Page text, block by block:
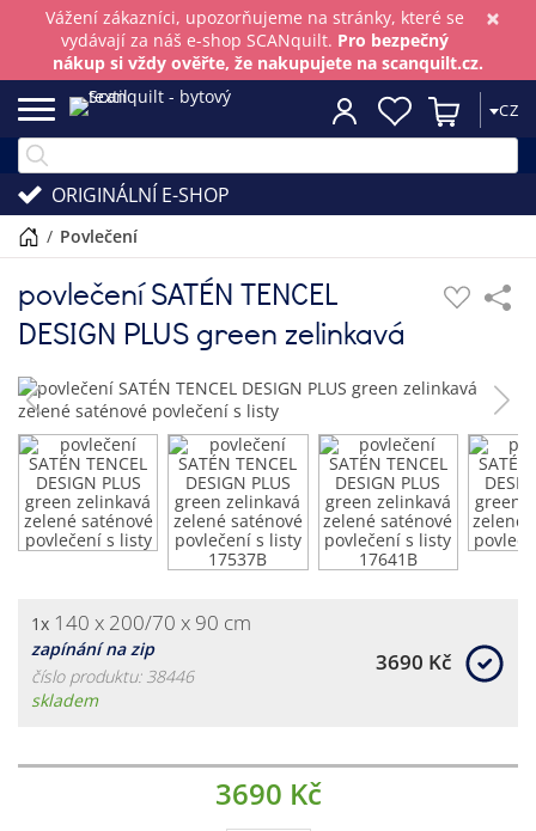
×
Vážení zákazníci, upozorňujeme na stránky, které se
vydávají za náš e-shop SCANquilt. Pro bezpečný
nákup si vždy ověřte, že nakupujete na scanquilt.cz.
CZ
ORIGINÁLNÍ E-SHOP
/ povlečení
povlečení SATÉN TENCEL
DESIGN PLUS green zelinkavá
1x 140 x 200/70 x 90 cm
zapínání na zip
číslo produktu: 38446
skladem
3690 Kč
3690 Kč